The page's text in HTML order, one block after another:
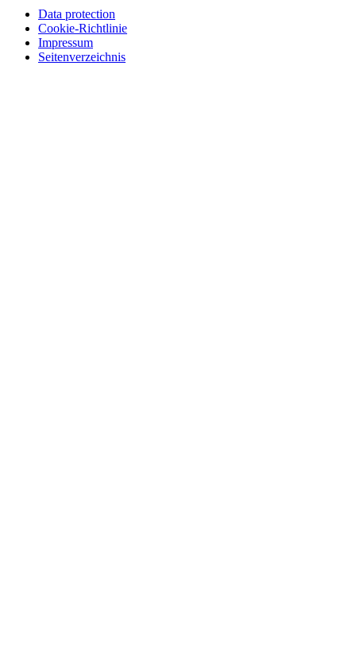
Data protection
Cookie-Richtlinie
Impressum
Seitenverzeichnis